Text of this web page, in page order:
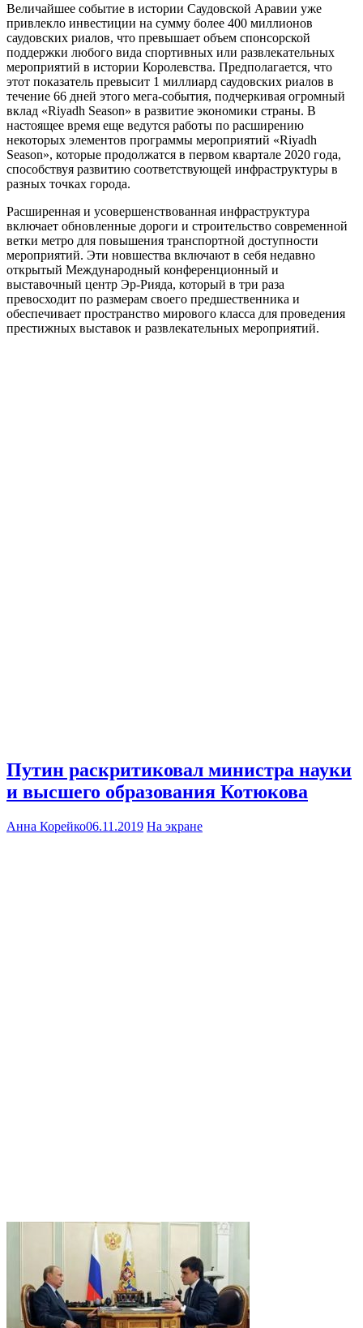
Величайшее событие в истории Саудовской Аравии уже
привлекло инвестиции на сумму более 400 миллионов
саудовских риалов, что превышает объем спонсорской
поддержки любого вида спортивных или развлекательных
мероприятий в истории Королевства. Предполагается, что
этот показатель превысит 1 миллиард саудовских риалов в
течение 66 дней этого мега-события, подчеркивая огромный
вклад «Riyadh Season» в развитие экономики страны. В
настоящее время еще ведутся работы по расширению
некоторых элементов программы мероприятий «Riyadh
Season», которые продолжатся в первом квартале 2020 года,
способствуя развитию соответствующей инфраструктуры в
разных точках города.
Расширенная и усовершенствованная инфраструктура
включает обновленные дороги и строительство современной
ветки метро для повышения транспортной доступности
мероприятий. Эти новшества включают в себя недавно
открытый Международный конференционный и
выставочный центр Эр-Рияда, который в три раза
превосходит по размерам своего предшественника и
обеспечивает пространство мирового класса для проведения
престижных выставок и развлекательных мероприятий.
Путин раскритиковал министра науки
и высшего образования Котюкова
Анна Корейко06.11.2019 На экране